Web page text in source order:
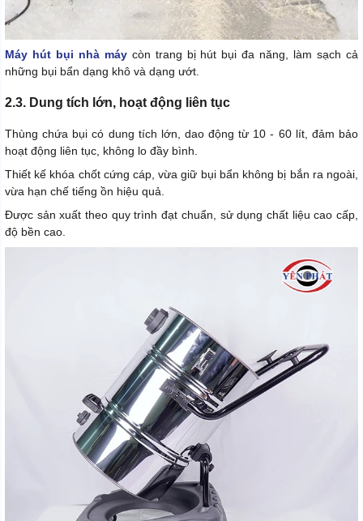
Máy hút bụi nhà máycòn trang bị hút bụi đa năng, làm sạch cả
những bụi bẩn dạng khô và dạng ướt.
2.3. Dung tích lớn, hoạt động liên tục
Thùng chứa bụi có dung tích lớn, dao động từ 10 - 60 lít, đảm bảo
hoạt động liên tục, không lo đầy bình.
Thiết kế khóa chốt cứng cáp, vừa giữ bụi bẩn không bị bắn ra ngoài,
vừa hạn chế tiếng ồn hiệu quả.
Được sản xuất theo quy trình đạt chuẩn, sử dụng chất liệu cao cấp,
độ bền cao.